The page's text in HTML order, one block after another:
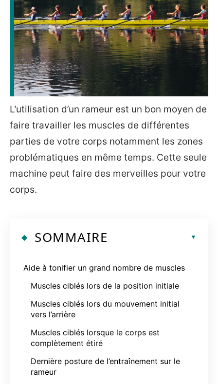
L’utilisation d’un rameur est un bon moyen de
faire travailler les muscles de différentes
parties de votre corps notamment les zones
problématiques en même temps. Cette seule
machine peut faire des merveilles pour votre
corps.
SOMMAIRE
Aide à tonifier un grand nombre de muscles
Muscles ciblés lors de la position initiale
Muscles ciblés lors du mouvement initial
vers l’arrière
Muscles ciblés lorsque le corps est
complètement étiré
Dernière posture de l’entraînement sur le
rameur